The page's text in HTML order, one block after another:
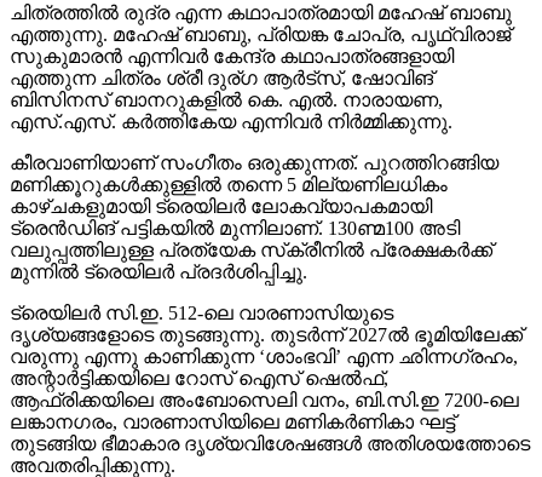
ചിത്രത്തില്‍ രുദ്ര എന്ന കഥാപാത്രമായി മഹേഷ് ബാബു
എത്തുന്നു. മഹേഷ് ബാബു, പ്രിയങ്ക ചോപ്ര, പൃഥ്വിരാജ്
സുകുമാരന്‍ എന്നിവര്‍ കേന്ദ്ര കഥാപാത്രങ്ങളായി
എത്തുന്ന ചിത്രം ശ്രീ ദുര്ഗ ആര്‍ട്‌സ്, ഷോവിങ്
ബിസിനസ് ബാനറുകളില്‍ കെ. എല്‍. നാരായണ,
എസ്.എസ്. കര്‍ത്തികേയ എന്നിവര്‍ നിര്‍മ്മിക്കുന്നു.
കീരവാണിയാണ് സംഗീതം ഒരുക്കുന്നത്. പുറത്തിറങ്ങിയ
മണിക്കൂറുകള്‍ക്കുള്ളില്‍ തന്നെ 5 മില്യണിലധികം
കാഴ്ചകളുമായി ട്രെയിലര്‍ ലോകവ്യാപകമായി
ട്രെന്‍ഡിങ് പട്ടികയില്‍ മുന്നിലാണ്. 130ണ്മ100 അടി
വലുപ്പത്തിലുള്ള പ്രത്യേക സ്‌ക്രീനില്‍ പ്രേക്ഷകര്‍ക്ക്
മുന്നില്‍ ട്രെയിലര്‍ പ്രദര്‍ശിപ്പിച്ചു.
ട്രെയിലര്‍ സി.ഇ. 512-ലെ വാരണാസിയുടെ
ദൃശ്യങ്ങളോടെ തുടങ്ങുന്നു. തുടര്‍ന്ന് 2027ല്‍ ഭൂമിയിലേക്ക്
വരുന്നു എന്നു കാണിക്കുന്ന ‘ശാംഭവി’ എന്ന ഛിന്നഗ്രഹം,
അന്റാര്‍ട്ടിക്കയിലെ റോസ് ഐസ് ഷെല്‍ഫ്,
ആഫ്രിക്കയിലെ അംബോസെലി വനം, ബി.സി.ഇ 7200-ലെ
ലങ്കാനഗരം, വാരണാസിയിലെ മണികര്‍ണികാ ഘട്ട്
തുടങ്ങിയ ഭീമാകാര ദൃശ്യവിശേഷങ്ങള്‍ അതിശയത്തോടെ
അവതരിപ്പിക്കുന്നു.